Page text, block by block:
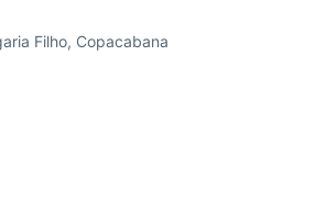
Filho, Copacabana